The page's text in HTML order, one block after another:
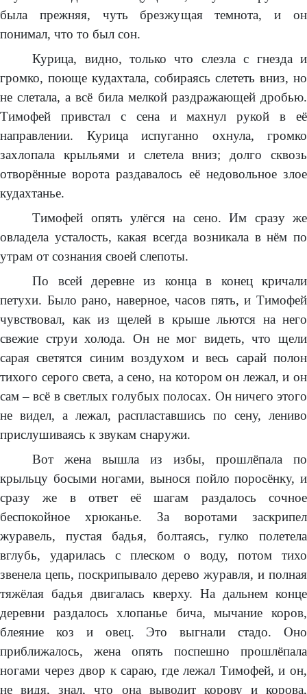
была прежняя, чуть брезжущая темнота, и он
понимал, что то был сон.
Курица, видно, только что слезла с гнезда и
громко, поюще кудахтала, собираясь слететь вниз, но
не слетала, а всё била мелкой раздражающей дробью.
Тимофей привстал с сена и махнул рукой в её
направлении. Курица испуганно охнула, громко
захлопала крыльями и слетела вниз; долго сквозь
отворённые ворота раздавалось её недовольное злое
кудахтанье.
Тимофей опять улёгся на сено. Им сразу же
овладела усталость, какая всегда возникала в нём по
утрам от сознания своей слепоты.
По всей деревне из конца в конец кричали
петухи. Было рано, наверное, часов пять, и Тимофей
чувствовал, как из щелей в крыше льются на него
свежие струи холода. Он не мог видеть, что щели
сарая светятся синим воздухом и весь сарай полон
тихого серого света, а сено, на котором он лежал, и он
сам – всё в светлых голубых полосах. Он ничего этого
не видел, а лежал, распластавшись по сену, лениво
прислушиваясь к звукам снаружи.
Вот жена вышла из избы, прошлёпала по
крыльцу босыми ногами, вынося пойло поросёнку, и
сразу же в ответ её шагам раздалось сочное
беспокойное хрюканье. За воротами заскрипел
журавель, пустая бадья, болтаясь, гулко полетела
вглубь, ударилась с плеском о воду, потом тихо
звенела цепь, поскрипывало дерево журавля, и полная
тяжёлая бадья двигалась кверху. На дальнем конце
деревни раздалось хлопанье бича, мычание коров,
блеяние коз и овец. Это выгнали стадо. Оно
приближалось, жена опять поспешно прошлёпала
ногами через двор к сараю, где лежал Тимофей, и он,
не видя, знал, что она выводит корову и корова,